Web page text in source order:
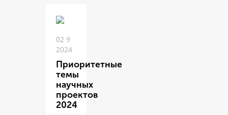
02 9
2024
Приоритетные
темы
научных
проектов
2024